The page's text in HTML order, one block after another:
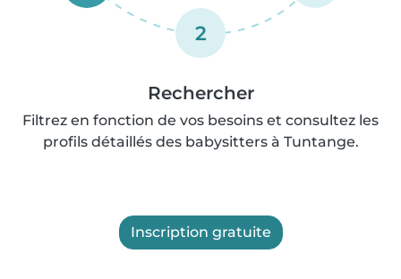
2
Rechercher
Filtrez en fonction de vos besoins et consultez les
profils détaillés des babysitters à Tuntange.
Inscription gratuite